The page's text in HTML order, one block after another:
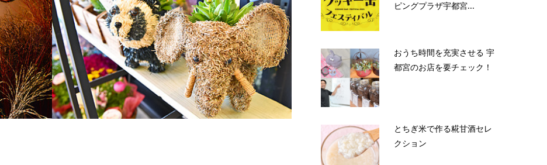
ピングプラザ宇都宮...
おうち時間を充実させる 宇
都宮のお店を要チェック！
とちぎ米で作る糀甘酒セレ
クション